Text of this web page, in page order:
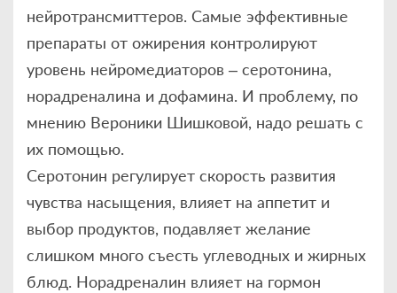
нейротрансмиттеров. Самые эффективные
препараты от ожирения контролируют
уровень нейромедиаторов – серотонина,
норадреналина и дофамина. И проблему, по
мнению Вероники Шишковой, надо решать с
их помощью.
Серотонин регулирует скорость развития
чувства насыщения, влияет на аппетит и
выбор продуктов, подавляет желание
слишком много съесть углеводных и жирных
блюд. Норадреналин влияет на гормон